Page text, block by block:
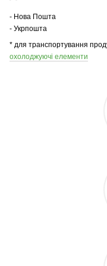
- Нова Пошта
- Укрпошта
* для транспортування
охолоджуючі елементи